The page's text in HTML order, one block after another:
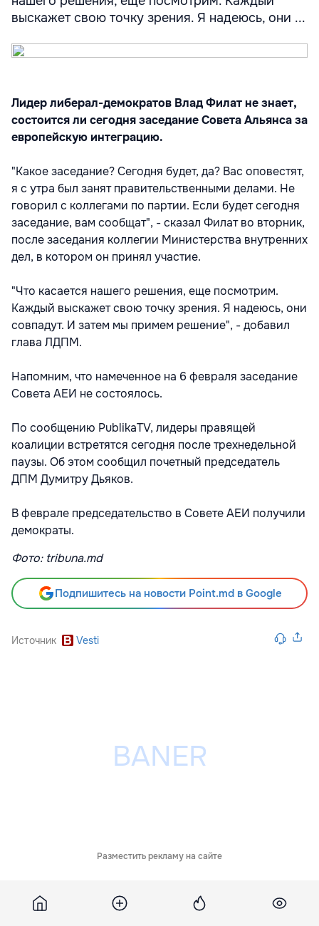
выскажет свою точку зрения. Я надеюсь, они ...
Лидер либерал-демократов Влад Филат не знает,
состоится ли сегодня заседание Совета Альянса за
европейскую интеграцию.
"Какое заседание? Сегодня будет, да? Вас оповестят,
я с утра был занят правительственными делами. Не
говорил с коллегами по партии. Если будет сегодня
заседание, вам сообщат", - сказал Филат во вторник,
после заседания коллегии Министерства внутренних
дел, в котором он принял участие.
"Что касается нашего решения, еще посмотрим.
Каждый выскажет свою точку зрения. Я надеюсь, они
совпадут. И затем мы примем решение", - добавил
глава ЛДПМ.
Напомним, что намеченное на 6 февраля заседание
Совета АЕИ не состоялось.
По сообщению PublikaTV, лидеры правящей
коалиции встретятся сегодня после трехнедельной
паузы. Об этом сообщил почетный председатель
ДПМ Думитру Дьяков.
В феврале председательство в Совете АЕИ получили
демократы.
Фото: tribuna.md
Подпишитесь на новости Point.md в Google
Источник Vesti
Разместить рекламу на сайте
Похожие новости